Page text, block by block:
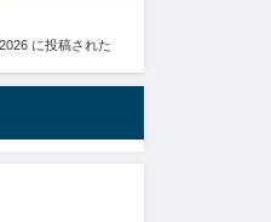
に投稿された